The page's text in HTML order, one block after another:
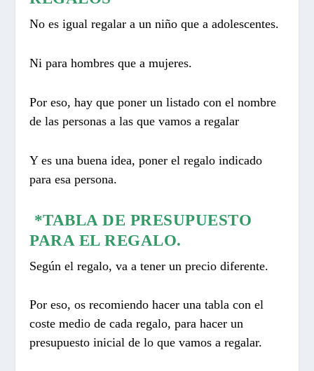
No es igual regalar a un niño que a adolescentes.
Ni para hombres que a mujeres.
Por eso, hay que poner un listado con el nombre
de las personas a las que vamos a regalar
Y es una buena idea, poner el regalo indicado
para esa persona.
*TABLA DE PRESUPUESTO
PARA EL REGALO.
Según el regalo, va a tener un precio diferente.
Por eso, os recomiendo hacer una tabla con el
coste medio de cada regalo, para hacer un
presupuesto inicial de lo que vamos a regalar.